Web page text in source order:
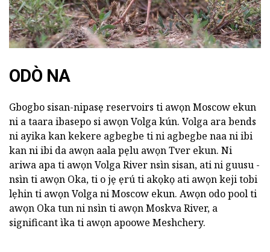
ODÒ NA
Gbogbo sisan-nipasẹ reservoirs ti awọn Moscow ekun
ni a taara ibasepo si awọn Volga kún. Volga ara bends
ni ayika kan kekere agbegbe ti ni agbegbe naa ni ibi
kan ni ibi da awọn aala pẹlu awọn Tver ekun. Ni
ariwa apa ti awọn Volga River nsìn sisan, ati ni guusu -
nsìn ti awọn Oka, ti o jẹ ẹrú ti akọkọ ati awọn keji tobi
lẹhin ti awọn Volga ni Moscow ekun. Awọn odo pool ti
awọn Oka tun ni nsìn ti awọn Moskva River, a
significant ìka ti awọn apoowe Meshchery.